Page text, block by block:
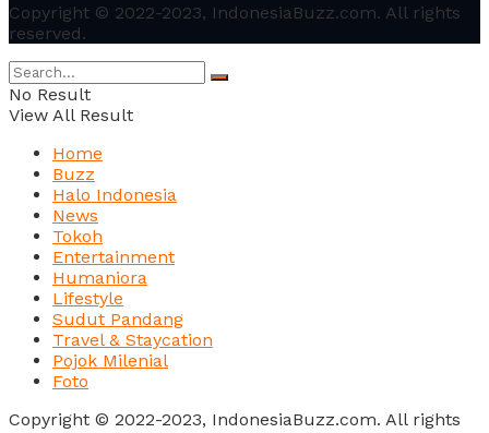
Copyright © 2022-2023, IndonesiaBuzz.com. All rights
reserved.
No Result
View All Result
Home
Buzz
Halo Indonesia
News
Tokoh
Entertainment
Humaniora
Lifestyle
Sudut Pandang
Travel & Staycation
Pojok Milenial
Foto
Copyright © 2022-2023, IndonesiaBuzz.com. All rights